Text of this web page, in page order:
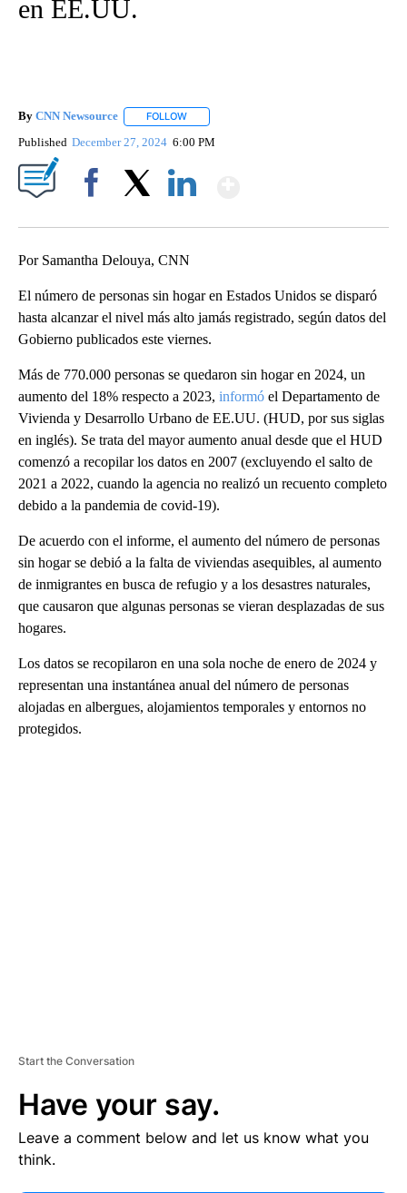
en EE.UU.
By CNN Newsource FOLLOW
Published December 27, 2024 6:00 PM
Por Samantha Delouya, CNN
El número de personas sin hogar en Estados Unidos se disparó
hasta alcanzar el nivel más alto jamás registrado, según datos del
Gobierno publicados este viernes.
Más de 770.000 personas se quedaron sin hogar en 2024, un
aumento del 18% respecto a 2023, informó el Departamento de
Vivienda y Desarrollo Urbano de EE.UU. (HUD, por sus siglas
en inglés). Se trata del mayor aumento anual desde que el HUD
comenzó a recopilar los datos en 2007 (excluyendo el salto de
2021 a 2022, cuando la agencia no realizó un recuento completo
debido a la pandemia de covid-19).
De acuerdo con el informe, el aumento del número de personas
sin hogar se debió a la falta de viviendas asequibles, al aumento
de inmigrantes en busca de refugio y a los desastres naturales,
que causaron que algunas personas se vieran desplazadas de sus
hogares.
Los datos se recopilaron en una sola noche de enero de 2024 y
representan una instantánea anual del número de personas
alojadas en albergues, alojamientos temporales y entornos no
protegidos.
Start the Conversation
Have your say.
Leave a comment below and let us know what you
think.